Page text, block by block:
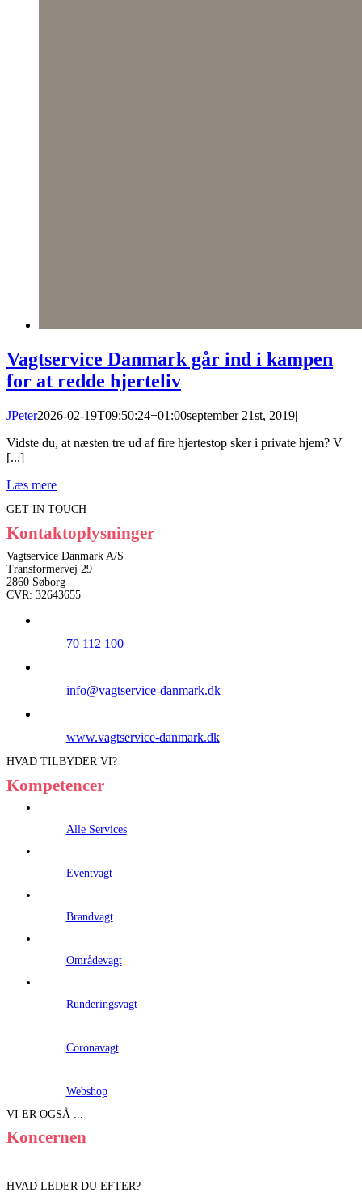
Vagtservice Danmark går ind i kampen
for at redde hjerteliv
JPeter2026-02-19T09:50:24+01:00september 21st, 2019|
Vidste du, at næsten tre ud af fire hjertestop sker i private hjem? V
[...]
Læs mere
GET IN TOUCH
Kontaktoplysninger
Vagtservice Danmark A/S
Transformervej 29
2860 Søborg
CVR: 32643655
70 112 100
info@vagtservice-danmark.dk
www.vagtservice-danmark.dk
HVAD TILBYDER VI?
Kompetencer
Alle Services
Eventvagt
Brandvagt
Områdevagt
Runderingsvagt
Coronavagt
Webshop
VI ER OGSÅ ...
Koncernen
HVAD LEDER DU EFTER?